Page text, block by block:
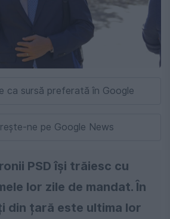
ca sursă preferată în Google
ne pe Google News
PSD își trăiesc cu
lor zile de mandat. În
din țară este ultima lor